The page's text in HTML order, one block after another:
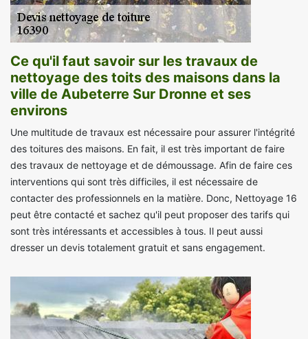
Ce qu'il faut savoir sur les travaux de
nettoyage des toits des maisons dans la
ville de Aubeterre Sur Dronne et ses
environs
Une multitude de travaux est nécessaire pour assurer l'intégrité
des toitures des maisons. En fait, il est très important de faire
des travaux de nettoyage et de démoussage. Afin de faire ces
interventions qui sont très difficiles, il est nécessaire de
contacter des professionnels en la matière. Donc, Nettoyage 16
peut être contacté et sachez qu'il peut proposer des tarifs qui
sont très intéressants et accessibles à tous. Il peut aussi
dresser un devis totalement gratuit et sans engagement.